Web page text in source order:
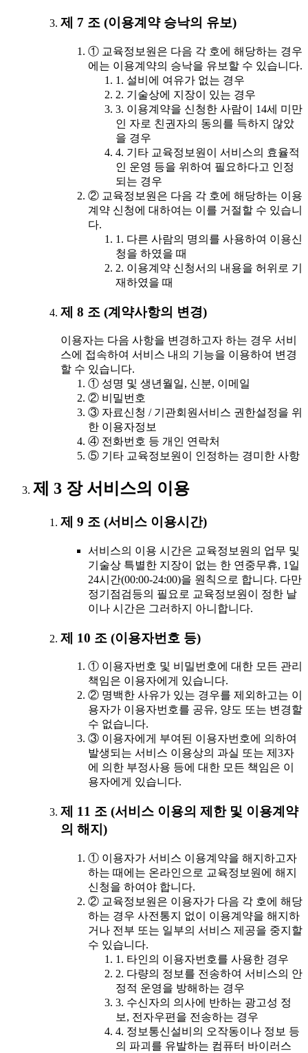
제 7 조 (이용계약 승낙의 유보)
① 교육정보원은 다음 각 호에 해당하는 경우
에는 이용계약의 승낙을 유보할 수 있습니다.
1. 설비에 여유가 없는 경우
2. 기술상에 지장이 있는 경우
3. 이용계약을 신청한 사람이 14세 미만
인 자로 친권자의 동의를 득하지 않았
을 경우
4. 기타 교육정보원이 서비스의 효율적
인 운영 등을 위하여 필요하다고 인정
되는 경우
② 교육정보원은 다음 각 호에 해당하는 이용
계약 신청에 대하여는 이를 거절할 수 있습니
다.
1. 다른 사람의 명의를 사용하여 이용신
청을 하였을 때
2. 이용계약 신청서의 내용을 허위로 기
재하였을 때
제 8 조 (계약사항의 변경)
이용자는 다음 사항을 변경하고자 하는 경우 서비
스에 접속하여 서비스 내의 기능을 이용하여 변경
할 수 있습니다.
① 성명 및 생년월일, 신분, 이메일
② 비밀번호
③ 자료신청 / 기관회원서비스 권한설정을 위
한 이용자정보
④ 전화번호 등 개인 연락처
⑤ 기타 교육정보원이 인정하는 경미한 사항
제 3 장 서비스의 이용
제 9 조 (서비스 이용시간)
서비스의 이용 시간은 교육정보원의 업무 및
기술상 특별한 지장이 없는 한 연중무휴, 1일
24시간(00:00-24:00)을 원칙으로 합니다. 다만
정기점검등의 필요로 교육정보원이 정한 날
이나 시간은 그러하지 아니합니다.
제 10 조 (이용자번호 등)
① 이용자번호 및 비밀번호에 대한 모든 관리
책임은 이용자에게 있습니다.
② 명백한 사유가 있는 경우를 제외하고는 이
용자가 이용자번호를 공유, 양도 또는 변경할
수 없습니다.
③ 이용자에게 부여된 이용자번호에 의하여
발생되는 서비스 이용상의 과실 또는 제3자
에 의한 부정사용 등에 대한 모든 책임은 이
용자에게 있습니다.
제 11 조 (서비스 이용의 제한 및 이용계약
의 해지)
① 이용자가 서비스 이용계약을 해지하고자
하는 때에는 온라인으로 교육정보원에 해지
신청을 하여야 합니다.
② 교육정보원은 이용자가 다음 각 호에 해당
하는 경우 사전통지 없이 이용계약을 해지하
거나 전부 또는 일부의 서비스 제공을 중지할
수 있습니다.
1. 타인의 이용자번호를 사용한 경우
2. 다량의 정보를 전송하여 서비스의 안
정적 운영을 방해하는 경우
3. 수신자의 의사에 반하는 광고성 정
보, 전자우편을 전송하는 경우
4. 정보통신설비의 오작동이나 정보 등
의 파괴를 유발하는 컴퓨터 바이러스